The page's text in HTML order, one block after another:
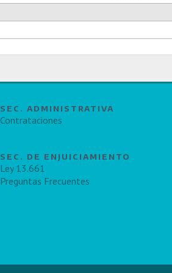
SEC. ADMINISTRATIVA
Contrataciones
SEC. DE ENJUICIAMIENTO
Ley 13.661
Preguntas Frecuentes